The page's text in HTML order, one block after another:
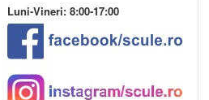
Luni-Vineri: 8:00-17:00